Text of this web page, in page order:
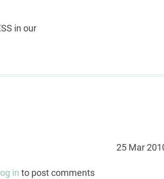
in our
25 Mar
in to post comments